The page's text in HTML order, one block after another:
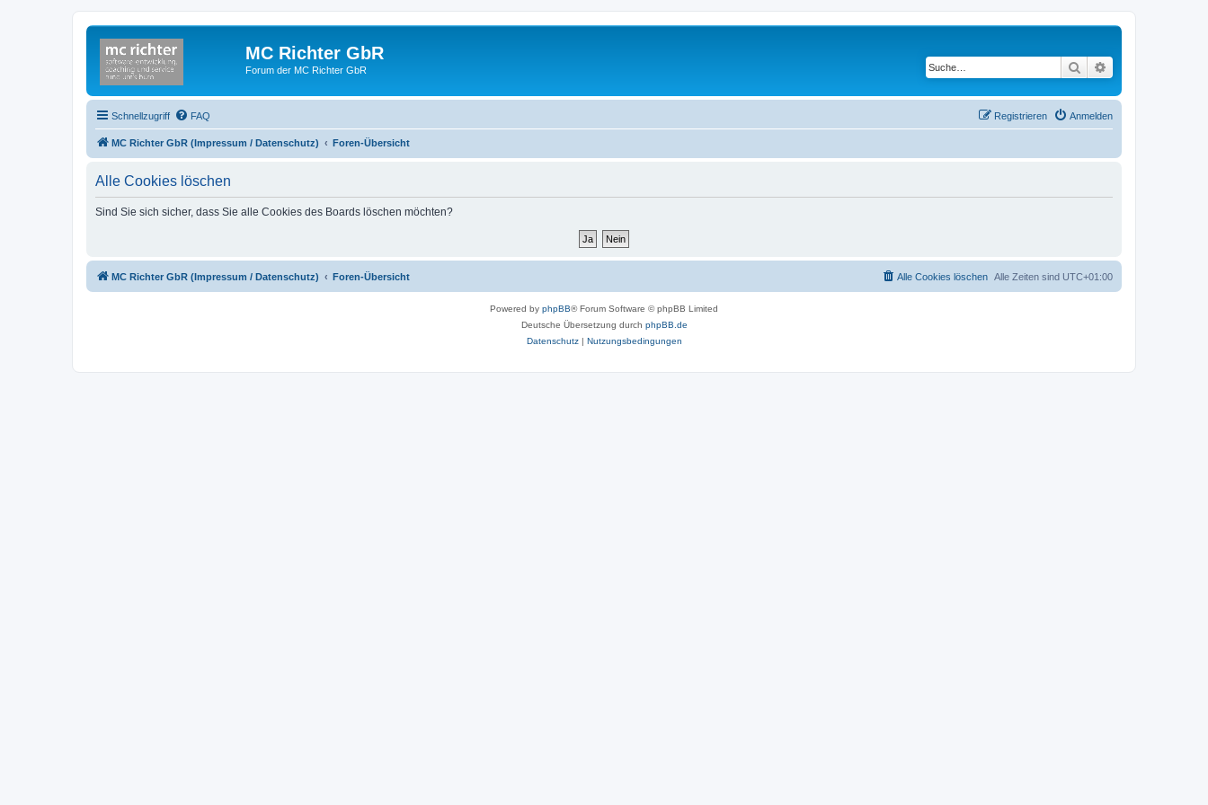
MC Richter GbR
Forum der MC Richter GbR Suche
Schnellzugriff FAQ Anmelden
Registrieren
MC Richter GbR (Impressum / Datenschutz) Foren-Übersicht
Alle Cookies löschen
Sind Sie sich sicher, dass Sie alle Cookies des Boards löschen möchten?
MC Richter GbR (Impressum / Datenschutz) Foren-Übersicht Alle Zeiten sind UTC+01:00
Alle Cookies löschen
Powered by phpBB® Forum Software © phpBB Limited
Deutsche Übersetzung durch phpBB.de
Datenschutz| Nutzungsbedingungen